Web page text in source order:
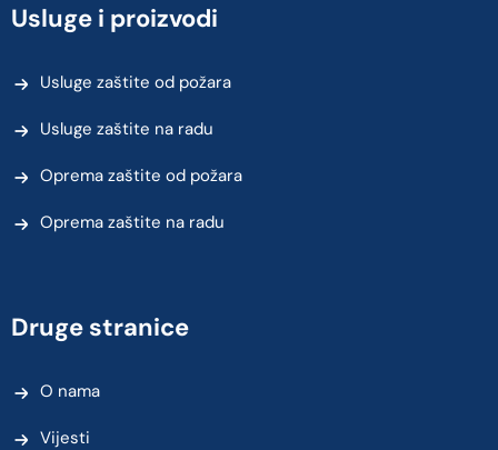
Usluge i proizvodi
Usluge zaštite od požara
Usluge zaštite na radu
Oprema zaštite od požara
Oprema zaštite na radu
Druge stranice
O nama
Vijesti